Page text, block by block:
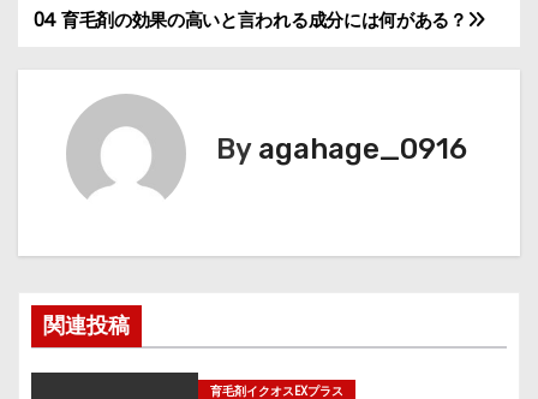
投
稿
ナ
ビ
シ
ョ
04 育毛剤の効果の高いと言われる成分には何がある？
By agahage_0916
関連投稿
育毛剤イクオスEXプラス